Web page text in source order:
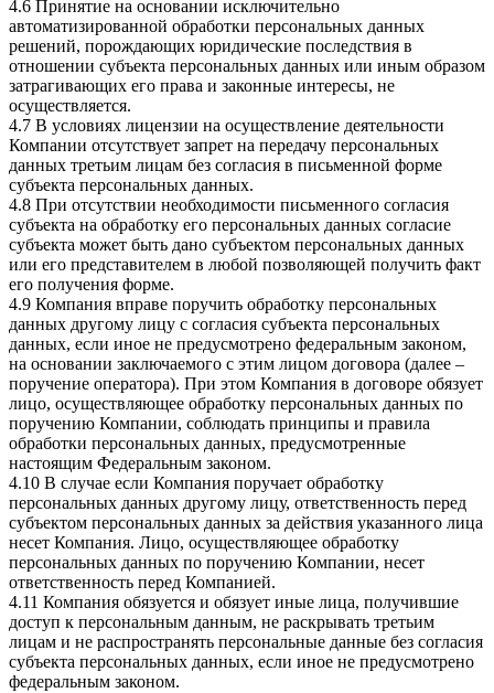
4.6 Принятие на основании исключительно
автоматизированной обработки персональных данных
решений, порождающих юридические последствия в
отношении субъекта персональных данных или иным образом
затрагивающих его права и законные интересы, не
осуществляется.
4.7 В условиях лицензии на осуществление деятельности
Компании отсутствует запрет на передачу персональных
данных третьим лицам без согласия в письменной форме
субъекта персональных данных.
4.8 При отсутствии необходимости письменного согласия
субъекта на обработку его персональных данных согласие
субъекта может быть дано субъектом персональных данных
или его представителем в любой позволяющей получить факт
его получения форме.
4.9 Компания вправе поручить обработку персональных
данных другому лицу с согласия субъекта персональных
данных, если иное не предусмотрено федеральным законом,
на основании заключаемого с этим лицом договора (далее –
поручение оператора). При этом Компания в договоре обязует
лицо, осуществляющее обработку персональных данных по
поручению Компании, соблюдать принципы и правила
обработки персональных данных, предусмотренные
настоящим Федеральным законом.
4.10 В случае если Компания поручает обработку
персональных данных другому лицу, ответственность перед
субъектом персональных данных за действия указанного лица
несет Компания. Лицо, осуществляющее обработку
персональных данных по поручению Компании, несет
ответственность перед Компанией.
4.11 Компания обязуется и обязует иные лица, получившие
доступ к персональным данным, не раскрывать третьим
лицам и не распространять персональные данные без согласия
субъекта персональных данных, если иное не предусмотрено
федеральным законом.